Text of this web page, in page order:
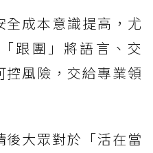
全成本意識提高，尤
跟團」將語言、交
風險，交給專業領
後大眾對於「活在當